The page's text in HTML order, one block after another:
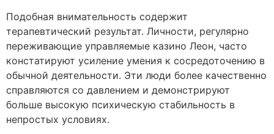
Подобная внимательность содержит
терапевтический результат. Личности, регулярно
переживающие управляемые казино Леон, часто
констатируют усиление умения к сосредоточению в
обычной деятельности. Эти люди более качественно
справляются со давлением и демонстрируют
больше высокую психическую стабильность в
непростых условиях.